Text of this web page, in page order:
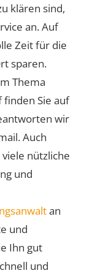
klären sind,
an. Auf
Zeit für die
sparen.
Thema
finden Sie auf
wir
Auch
nützliche
und
an
und
Ihn gut
und